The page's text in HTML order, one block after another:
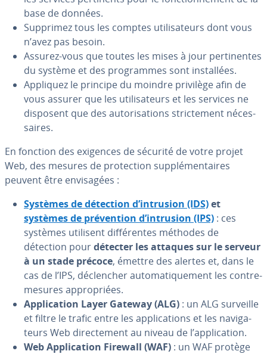
base de données.
Supprimez tous les comptes uti­li­sa­teurs dont vous
n’avez pas besoin.
Assurez-vous que toutes les mises à jour per­ti­nentes
du système et des pro­grammes sont ins­tal­lées.
Appliquez le principe du moindre privilège afin de
vous assurer que les uti­li­sa­teurs et les services ne
disposent que des au­to­ri­sa­tions stric­te­ment né­ces­
saires.
En fonction des exigences de sécurité de votre projet
Web, des mesures de pro­tec­tion sup­plé­men­taires
peuvent être en­vi­sa­gées :
Systèmes de détection d’intrusion (IDS)et
systèmes de pré­ven­tion d’intrusion (IPS) : ces
systèmes utilisent dif­fé­rentes méthodes de
détection pourdétecter les attaques sur le serveur
à un stade précoce, émettre des alertes et, dans le
cas de l’IPS, dé­clen­cher au­to­ma­ti­que­ment les contre-
mesures ap­pro­priées.
Ap­pli­ca­tion Layer Gateway (ALG) : un ALG surveille
et filtre le trafic entre les ap­pli­ca­tions et les na­vi­ga­
teurs Web di­rec­te­ment au niveau de l’ap­pli­ca­tion.
Web Ap­pli­ca­tion Firewall (WAF) : un WAF protège